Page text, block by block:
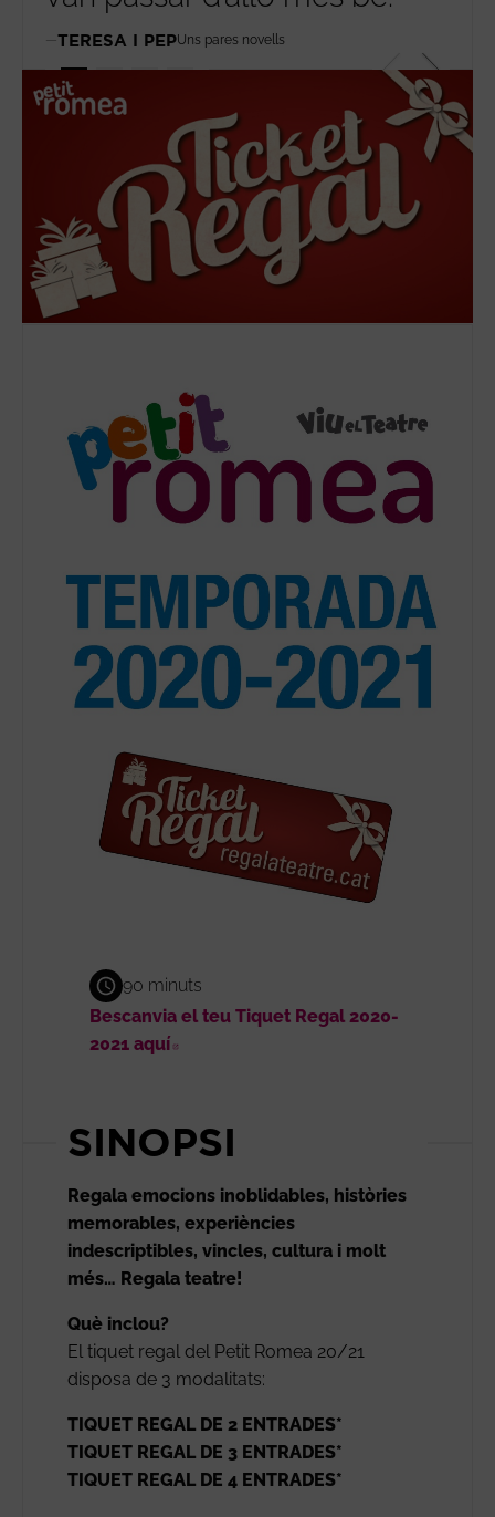
TERESA I PEPUns pares novells
90 minuts
Bescanvia el teu Tiquet Regal 2020-
2021 aquí
SINOPSI
Regala emocions inoblidables, històries
memorables, experiències
indescriptibles, vincles, cultura i molt
més… Regala teatre!
Què inclou?
El tiquet regal del Petit Romea 20/21
disposa de 3 modalitats:
TIQUET REGAL DE 2 ENTRADES*
TIQUET REGAL DE 3 ENTRADES*
TIQUET REGAL DE 4 ENTRADES*